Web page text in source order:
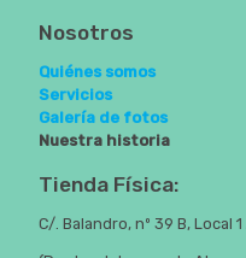
Nosotros
Quiénes somos
Servicios
Galería de fotos
Nuestra historia
Tienda Física:
C/. Balandro, nº 39 B, Local 1